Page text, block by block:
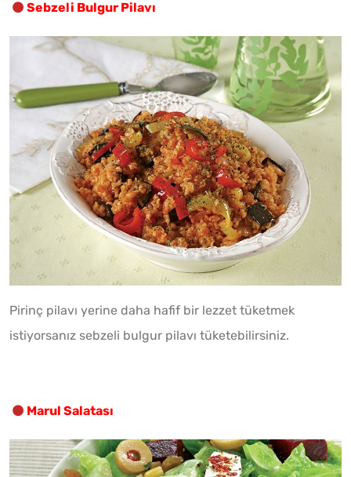
Sebzeli Bulgur Pilavı
Pirinç pilavı yerine daha hafif bir lezzet tüketmek
istiyorsanız sebzeli bulgur pilavı tüketebilirsiniz.
Marul Salatası